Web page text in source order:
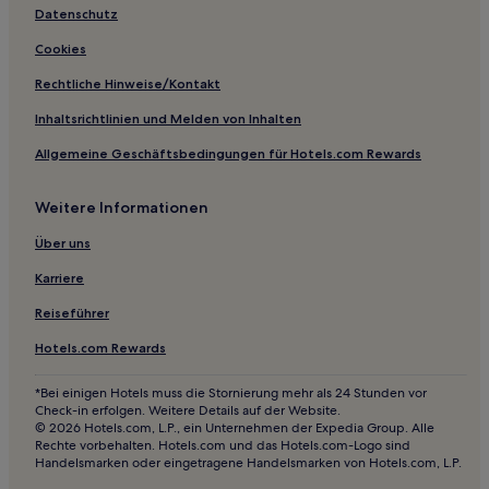
Sakura: Hotels
Hotels nahe Sasazuka Station
Hotels nahe Neues Nationaltheater Tokyo
Hotels nahe Station Kamimachi
Lgbtqia-Freundliche in Chiyoda
Günstige in Setagaya
Lgbtqia-Freundliche in Taito
Luxus in Taito
Hotels mit Shoppingmöglichkeit in Taito
Hotels mit Küchenzeile in Taito
Business in Taito
Hotels mit Parkplatz in Tokio
Lgbtqia-Freundliche in Edogawa
Datenschutz
Cookies
Rechtliche Hinweise/Kontakt
Inhaltsrichtlinien und Melden von Inhalten
Allgemeine Geschäftsbedingungen für Hotels.com Rewards
Weitere Informationen
Über uns
Karriere
Reiseführer
Hotels.com Rewards
*Bei einigen Hotels muss die Stornierung mehr als 24 Stunden vor
Check-in erfolgen. Weitere Details auf der Website.
© 2026 Hotels.com, L.P., ein Unternehmen der Expedia Group. Alle
Rechte vorbehalten. Hotels.com und das Hotels.com-Logo sind
Handelsmarken oder eingetragene Handelsmarken von Hotels.com, L.P.